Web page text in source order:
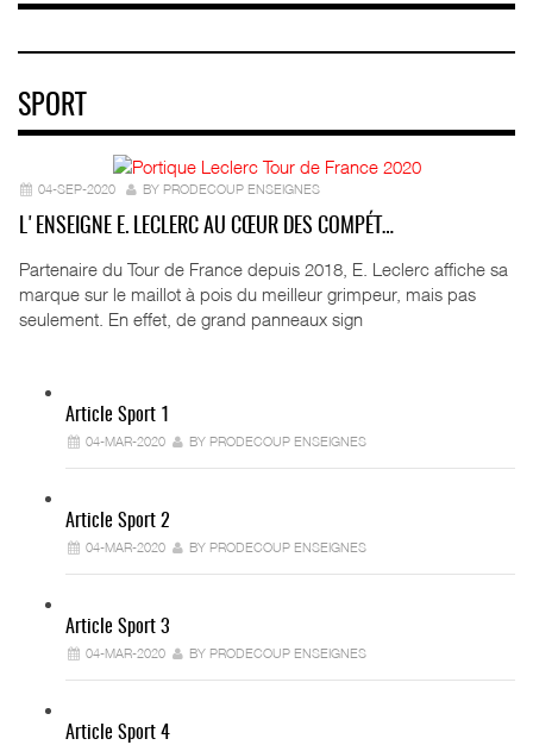
SPORT
04-SEP-2020 BY PRODECOUP ENSEIGNES
L'ENSEIGNE E. LECLERC AU CŒUR DES COMPÉT…
Partenaire du Tour de France depuis 2018, E. Leclerc affiche sa
marque sur le maillot à pois du meilleur grimpeur, mais pas
seulement. En effet, de grand panneaux sign
Article Sport 1
04-MAR-2020 BY PRODECOUP ENSEIGNES
Article Sport 2
04-MAR-2020 BY PRODECOUP ENSEIGNES
Article Sport 3
04-MAR-2020 BY PRODECOUP ENSEIGNES
Article Sport 4